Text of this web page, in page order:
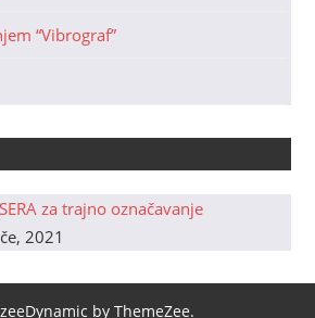
“Vibrograf”
za trajno označavanje
2021
by ThemeZee.